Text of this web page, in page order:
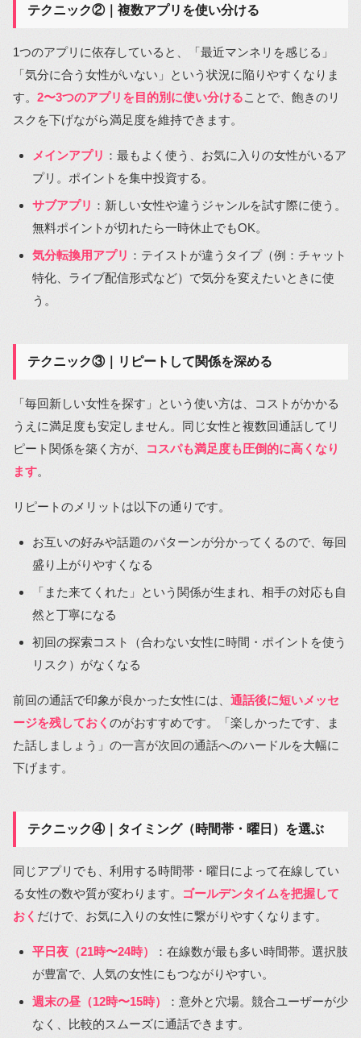
テクニック②｜複数アプリを使い分ける
1つのアプリに依存していると、「最近マンネリを感じる」
「気分に合う女性がいない」という状況に陥りやすくなりま
す。 2〜3つのアプリを目的別に使い分けることで、飽きのリ
スクを下げながら満足度を維持できます。
メインアプリ ：最もよく使う、お気に入りの女性がいるア
プリ。ポイントを集中投資する。
サブアプリ ：新しい女性や違うジャンルを試す際に使う。
無料ポイントが切れたら一時休止でもOK。
気分転換用アプリ ：テイストが違うタイプ（例：チャット
特化、ライブ配信形式など）で気分を変えたいときに使
う。
テクニック③｜リピートして関係を深める
「毎回新しい女性を探す」という使い方は、コストがかかる
うえに満足度も安定しません。同じ女性と複数回通話してリ
ピート関係を築く方が、
コスパも満足度も圧倒的に高くなり
ます。
リピートのメリットは以下の通りです。
お互いの好みや話題のパターンが分かってくるので、毎回
盛り上がりやすくなる
「また来てくれた」という関係が生まれ、相手の対応も自
然と丁寧になる
初回の探索コスト（合わない女性に時間・ポイントを使う
リスク）がなくなる
前回の通話で印象が良かった女性には、 通話後に短いメッセ
ージを残しておく のがおすすめです。「楽しかったです、ま
た話しましょう」の一言が次回の通話へのハードルを大幅に
下げます。
テクニック④｜タイミング（時間帯・曜日）を選ぶ
同じアプリでも、利用する時間帯・曜日によって在線してい
る女性の数や質が変わります。
ゴールデンタイムを把握して
おく だけで、お気に入りの女性に繋がりやすくなります。
平日夜（21時〜24時）
：在線数が最も多い時間帯。選択肢
が豊富で、人気の女性にもつながりやすい。
週末の昼（12時〜15時）
：意外と穴場。競合ユーザーが少
なく、比較的スムーズに通話できます。